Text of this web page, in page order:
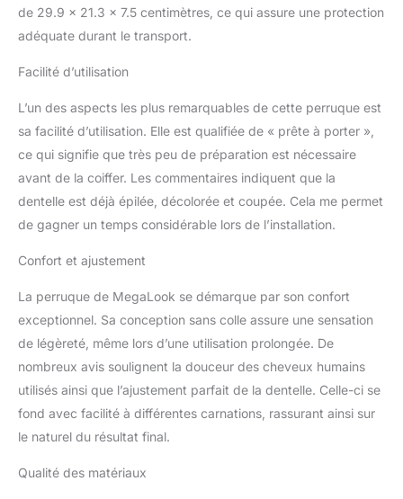
Goodbye to Poorly
Designed Unnatural Wig.
Wig, Natural Black,
Realistic Length, Full Hair,
Enough Hair Volume to
Make This Wig Thick
Enough and Even, No
Split Ends, No Hair Loss,
No Knots, Soft and Silky
Invisible HD Lace That
More Comfortable to
Wear and More Natural
Without Giving Away
Your Beauty Secrets.
【Upgraded Wig Cap】
de 29.9 x 21.3 x 7.5 centimètres, ce qui assure une protection
adéquate durant le transport.
Facilité d’utilisation
L’un des aspects les plus remarquables de cette perruque est
sa facilité d’utilisation. Elle est qualifiée de « prête à porter »,
ce qui signifie que très peu de préparation est nécessaire
avant de la coiffer. Les commentaires indiquent que la
dentelle est déjà épilée, décolorée et coupée. Cela me permet
de gagner un temps considérable lors de l’installation.
Confort et ajustement
La perruque de MegaLook se démarque par son confort
exceptionnel. Sa conception sans colle assure une sensation
de légèreté, même lors d’une utilisation prolongée. De
nombreux avis soulignent la douceur des cheveux humains
utilisés ainsi que l’ajustement parfait de la dentelle. Celle-ci se
fond avec facilité à différentes carnations, rassurant ainsi sur
le naturel du résultat final.
Qualité des matériaux